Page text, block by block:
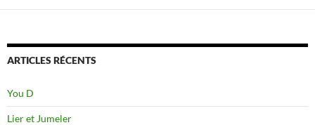
ARTICLES RÉCENTS
You D
Lier et Jumeler